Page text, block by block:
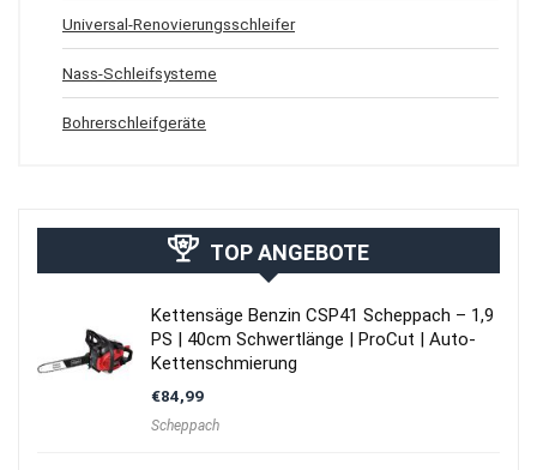
Universal-Renovierungsschleifer
Nass-Schleifsysteme
Bohrerschleifgeräte
TOP ANGEBOTE
Kettensäge Benzin CSP41 Scheppach – 1,9
PS | 40cm Schwertlänge | ProCut | Auto-
Kettenschmierung
€84,99
Scheppach